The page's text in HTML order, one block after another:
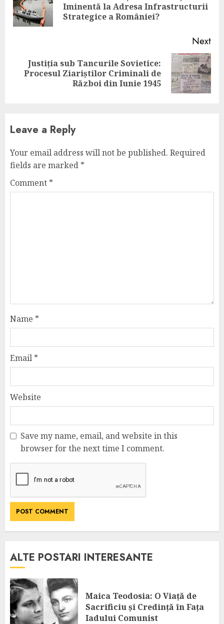
Iminentă la Adresa Infrastructurii
Strategice a României?
Next
Next
Justiția sub Tancurile Sovietice:
Procesul Ziariștilor Criminali de
Război din Iunie 1945
Leave a Reply
Your email address will not be published. Required
fields are marked *
Comment *
Name *
Email *
Website
Save my name, email, and website in this
browser for the next time I comment.
ALTE POSTARI INTERESANTE
Maica Teodosia: O Viață de
Sacrificiu și Credință în Fața
Iadului Comunist